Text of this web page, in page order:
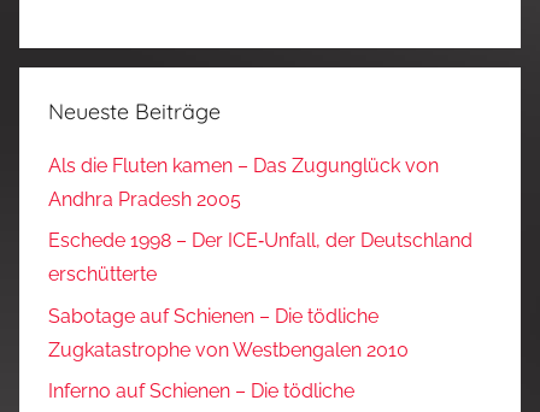
Neueste Beiträge
Als die Fluten kamen – Das Zugunglück von
Andhra Pradesh 2005
Eschede 1998 – Der ICE‑Unfall, der Deutschland
erschütterte
Sabotage auf Schienen – Die tödliche
Zugkatastrophe von Westbengalen 2010
Inferno auf Schienen – Die tödliche